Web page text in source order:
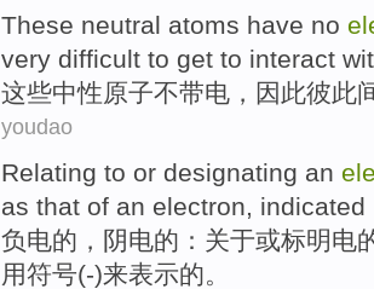
These neutral atoms have no
very difficult to get to interact
这些中性原子不带电 ， 因此彼此
youdao
Relating to or designating an
as that of an electron, indicated
负电的 ，阴电的 ： 关于或标明电
用符号(-)来表示的。